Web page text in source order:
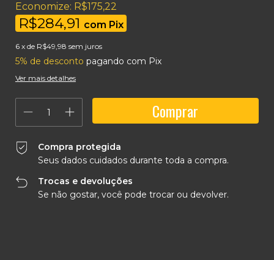
Economize: R$175,22
R$284,91 com Pix
6 x de R$49,98 sem juros
5% de desconto pagando com Pix
Ver mais detalhes
Compra protegida
Seus dados cuidados durante toda a compra.
Trocas e devoluções
Se não gostar, você pode trocar ou devolver.